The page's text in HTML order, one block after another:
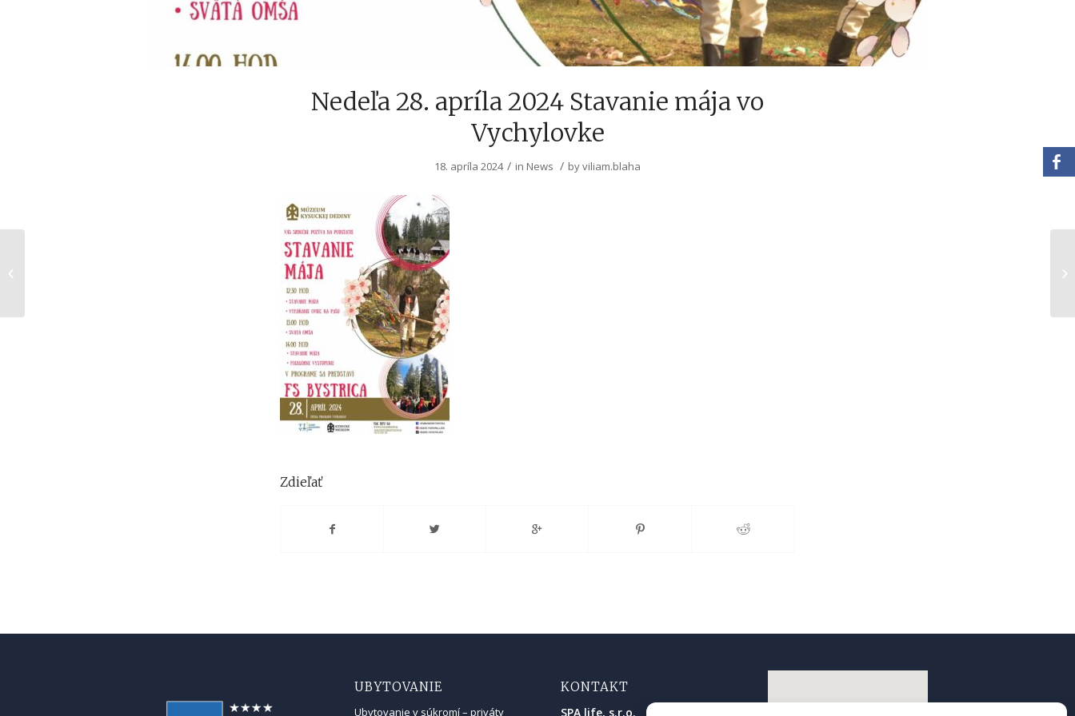
Nedeľa 28. apríla 2024 Stavanie mája vo
Vychylovke
18. apríla 2024 / in News / byviliam.blaha
Zdieľať
UBYTOVANIE
Ubytovanie v súkromí – priváty
KONTAKT
SPA life, s.r.o.